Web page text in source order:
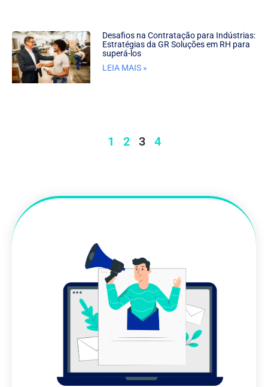
Desafios na Contratação para Indústrias:
Estratégias da GR Soluções em RH para
superá-los
LEIA MAIS »
1 2 3 4